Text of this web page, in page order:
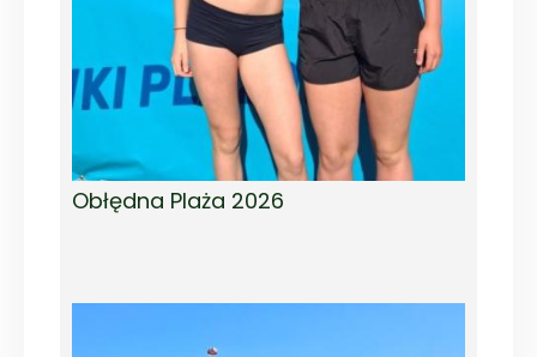
Obłędna Plaża 2026